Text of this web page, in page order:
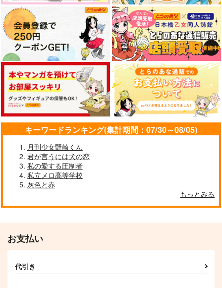
629円（税込）
廻屋渉
サンプル
作品詳細
865円（税込）
サンプル
作品詳細
865円
サンプル
作品詳細
【TKC同人】お花アク
リルキーホルダー(あ
サンプル
サンプル
作品詳細
サンプル
作品詳細
キーワードランキング(集計期間：07/30～08/05)
月刊少女野崎くん
君が言うには犬の恋
私の愛する圧制者
私立メロ高等学校
灰色と赤
もっとみる
お支払い
代引き